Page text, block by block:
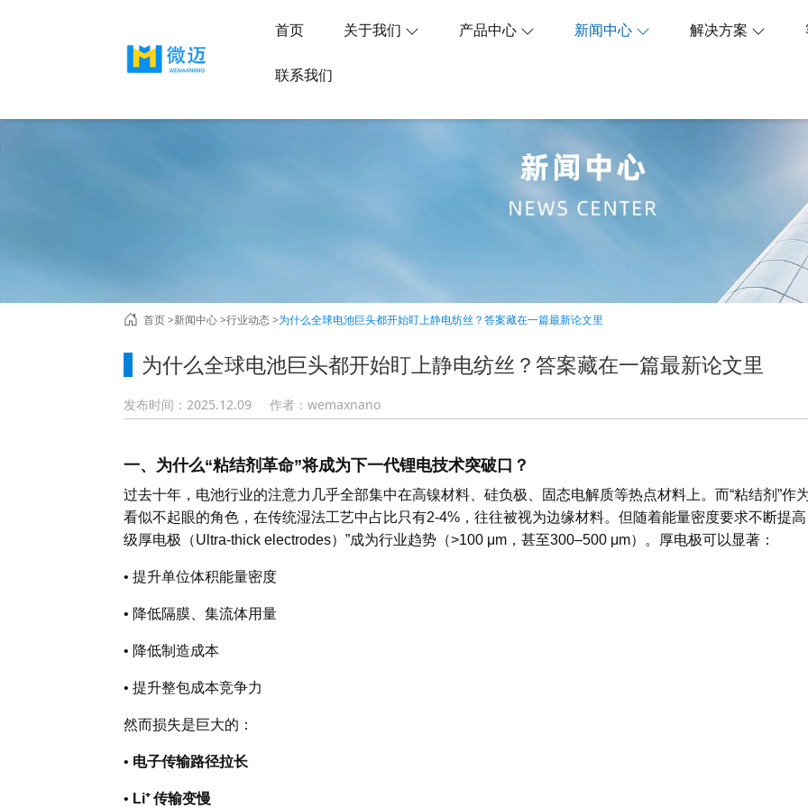
首页 关于我们 产品中心 新闻中心 解决方案
联系我们
首页 >新闻中心 >行业动态 >为什么全球电池巨头都开始盯上静电纺丝？答案藏在一篇最新论文里
为什么全球电池巨头都开始盯上静电纺丝？答案藏在一篇最新论文里
发布时间：2025.12.09 作者：wemaxnano
一、为什么“粘结剂革命”将成为下一代锂电技术突破口？
过去十年，电池行业的注意力几乎全部集中在高镍材料、硅负极、固态电解质等热点材料上。而“粘结剂”作
看似不起眼的角色，在传统湿法工艺中占比只有2-4%，往往被视为边缘材料。但随着能量密度要求不断提高
级厚电极（Ultra-thick electrodes）”成为行业趋势（>100 μm，甚至300–500 μm）。厚电极可以显著：
• 提升单位体积能量密度
• 降低隔膜、集流体用量
• 降低制造成本
• 提升整包成本竞争力
然而损失是巨大的：
• 电子传输路径拉长
• Li⁺ 传输变慢